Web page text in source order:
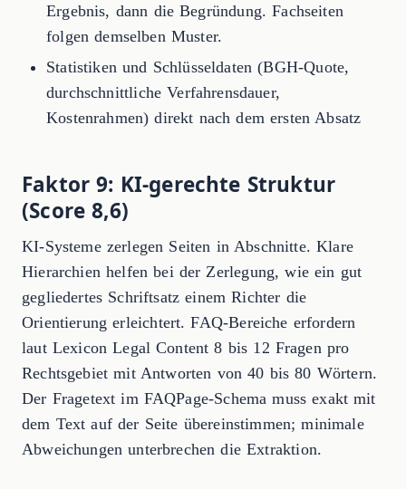
Ergebnis, dann die Begründung. Fachseiten
folgen demselben Muster.
Statistiken und Schlüsseldaten (BGH-Quote,
durchschnittliche Verfahrensdauer,
Kostenrahmen) direkt nach dem ersten Absatz
Faktor 9: KI-gerechte Struktur
(Score 8,6)
KI-Systeme zerlegen Seiten in Abschnitte. Klare
Hierarchien helfen bei der Zerlegung, wie ein gut
gegliedertes Schriftsatz einem Richter die
Orientierung erleichtert. FAQ-Bereiche erfordern
laut Lexicon Legal Content 8 bis 12 Fragen pro
Rechtsgebiet mit Antworten von 40 bis 80 Wörtern.
Der Fragetext im FAQPage-Schema muss exakt mit
dem Text auf der Seite übereinstimmen; minimale
Abweichungen unterbrechen die Extraktion.